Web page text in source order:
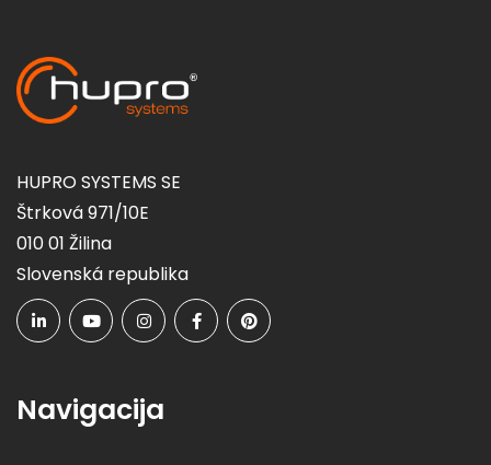
HUPRO SYSTEMS SE
Štrková 971/10E
010 01 Žilina
Slovenská republika
Navigacija